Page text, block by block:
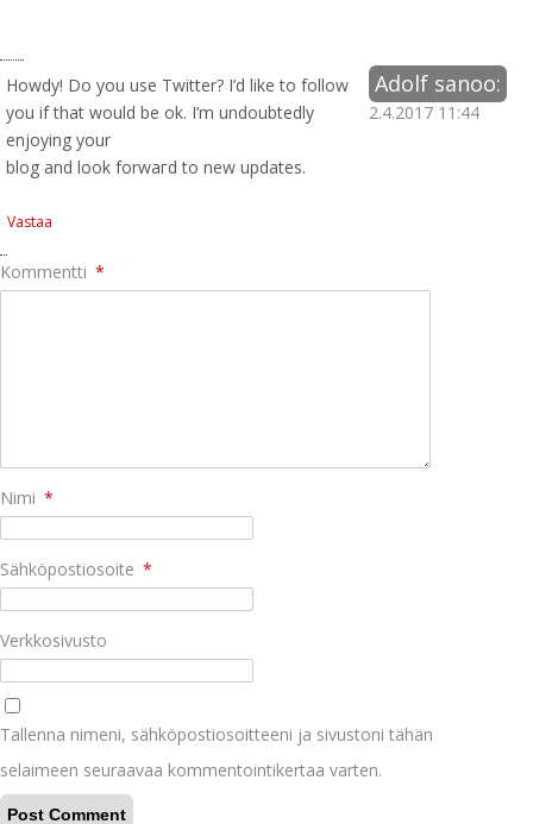
Adolf sanoo:
2.4.2017 11:44
Howdy! Do you use Twitter? I’d like to follow
you if that would be ok. I’m undoubtedly
enjoying your
blog and look forwагd to new updates.
Vastaa
Kommentti *
Nimi *
Sähköpostiosoite *
Verkkosivusto
Tallenna nimeni, sähköpostiosoitteeni ja sivustoni tähän
selaimeen seuraavaa kommentointikertaa varten.